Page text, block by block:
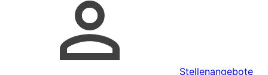
Stellenangebote